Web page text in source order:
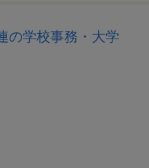
の学校事務・大学